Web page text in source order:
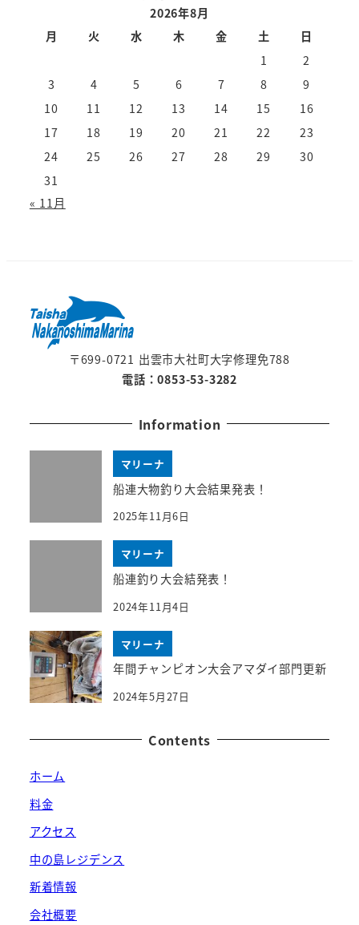
2026年8月
月
火 水 木 金 土
日
1
2
3
4 5 6 7 8
9
10
11 12 13 14 15
16
17
18 19 20 21 22
23
24
25 26 27 28 29
30
31
« 11月
〒699-0721 出雲市大社町大字修理免788
電話：0853-53-3282
Information
マリーナ
船連大物釣り大会結果発表！
2025年11月6日
マリーナ
船連釣り大会結発表！
2024年11月4日
マリーナ
年間チャンピオン大会アマダイ部門更新
2024年5月27日
Contents
ホーム
料金
アクセス
中の島レジデンス
新着情報
会社概要